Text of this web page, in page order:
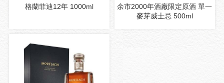
格蘭菲迪12年 1000ml
余市2000年酒廠限定原酒 單一
麥芽威士忌 500ml